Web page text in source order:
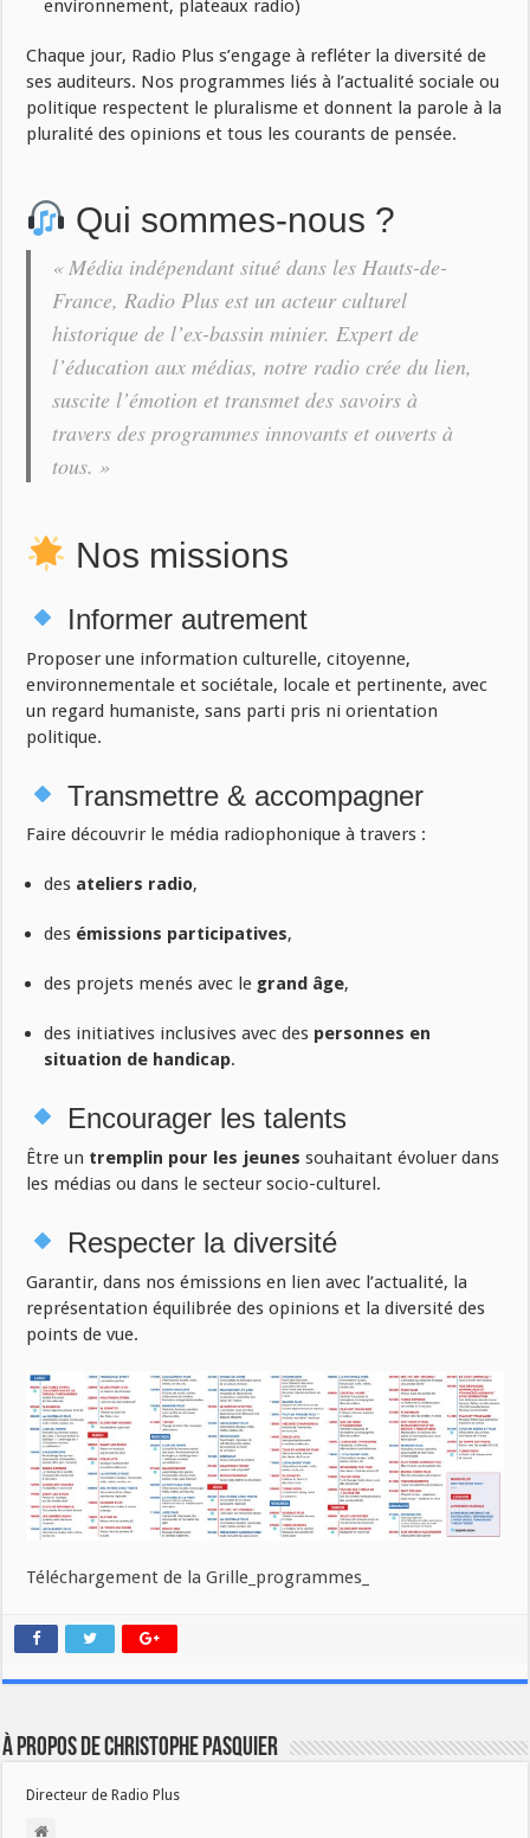
environnement, plateaux radio)
Chaque jour, Radio Plus s’engage à refléter la diversité de
ses auditeurs. Nos programmes liés à l’actualité sociale ou
politique respectent le pluralisme et donnent la parole à la
pluralité des opinions et tous les courants de pensée.
Qui sommes-nous ?
« Média indépendant situé dans les Hauts-de-
France, Radio Plus est un acteur culturel
historique de l’ex-bassin minier. Expert de
l’éducation aux médias, notre radio crée du lien,
suscite l’émotion et transmet des savoirs à
travers des programmes innovants et ouverts à
tous. »
Nos missions
Informer autrement
Proposer une information culturelle, citoyenne,
environnementale et sociétale, locale et pertinente, avec
un regard humaniste, sans parti pris ni orientation
politique.
Transmettre & accompagner
Faire découvrir le média radiophonique à travers :
des ateliers radio,
des émissions participatives,
des projets menés avec le grand âge,
des initiatives inclusives avec des personnes en
situation de handicap.
Encourager les talents
Être un tremplin pour les jeunes souhaitant évoluer dans
les médias ou dans le secteur socio-culturel.
Respecter la diversité
Garantir, dans nos émissions en lien avec l’actualité, la
représentation équilibrée des opinions et la diversité des
points de vue.
Téléchargement de la Grille_programmes_
À propos de Christophe PASQUIER
Directeur de Radio Plus